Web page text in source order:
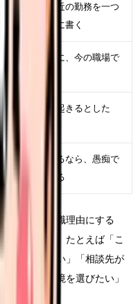
くなった直近の勤務を一つ
調を具体的に書く
くするために、今の職場で
る
の職場でも起きるとした
かを考える
接で説明するなら、愚痴で
に言い換える
そのまま退職理由にする
くなります。たとえば「こ
を減らしたい」「相談先が
が明確な環境を選びたい」